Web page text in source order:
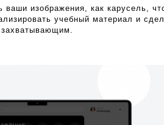
ваши изображения, как карусель,
учебный материал и